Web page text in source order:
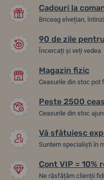
Cadouri la
Briceag elvețian,
90 de zile
Încercați și veți vedea
Magazin fizic
Ceasurile din stoc pot
Peste 2500
Ceasurile din stoc
Vă sfătuiesc
Suntem specialiști în
Cont VIP = 10%
Ne răsfățăm clienții